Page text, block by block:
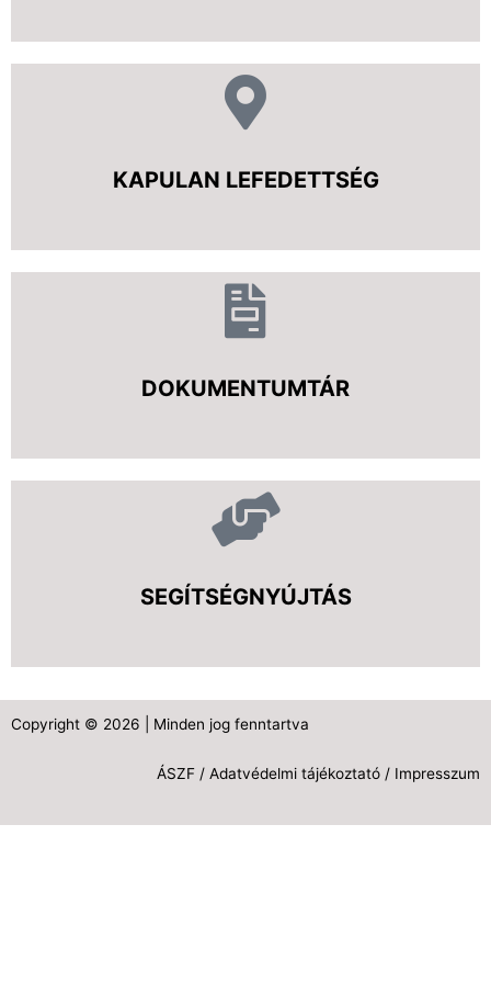
KAPULAN LEFEDETTSÉG
DOKUMENTUMTÁR
SEGÍTSÉGNYÚJTÁS
Copyright © 2026 | Minden jog fenntartva
ÁSZF / Adatvédelmi tájékoztató / Impresszum